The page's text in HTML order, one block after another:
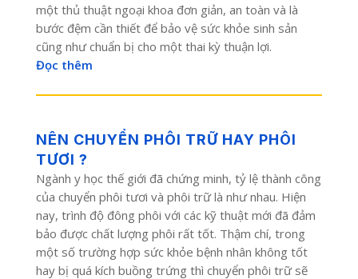
một thủ thuật ngoại khoa đơn giản, an toàn và là
bước đệm cần thiết để bảo vệ sức khỏe sinh sản
cũng như chuẩn bị cho một thai kỳ thuận lợi.
Đọc thêm
NÊN CHUYỂN PHÔI TRỮ HAY PHÔI
TƯƠI ?
Ngành y học thế giới đã chứng minh, tỷ lệ thành công
của chuyển phôi tươi và phôi trữ là như nhau. Hiện
nay, trình độ đông phôi với các kỹ thuật mới đã đảm
bảo được chất lượng phôi rất tốt. Thậm chí, trong
một số trường hợp sức khỏe bệnh nhân không tốt
hay bị quá kích buồng trứng thì chuyển phôi trữ sẽ